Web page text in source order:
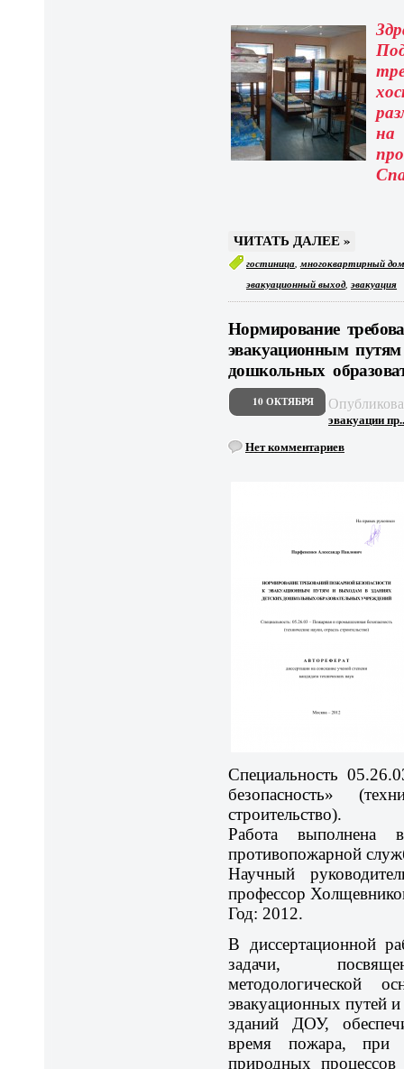
ЧИТАТЬ ДАЛЕЕ »
гостиница,многоквартирный
эвакуационный выход,эвакуация
Нормирование
эвакуационным
дошкольных
10 ОКТЯБРЯ
эвакуации
Нет комментариев
Специальность
безопасность»
строительство).
Работа выполнена
противопожарной
Научный
профессор
Год: 2012.
В диссертационной
задачи,
методологической
эвакуационных путей и
зданий ДОУ,
время пожара, при
природных